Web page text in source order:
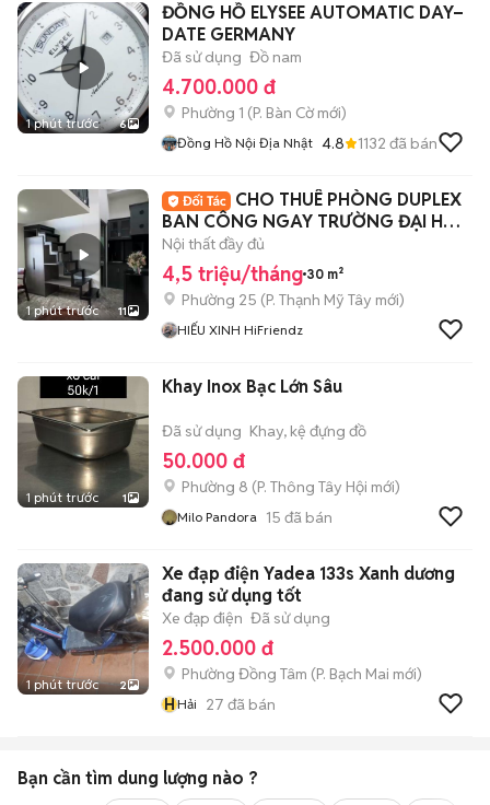
1 phút trước 6
ĐỒNG HỒ ELYSEE AUTOMATIC DAY–
DATE GERMANY
Đã sử dụng Đồ nam
4.700.000 đ
Phường 1 (P. Bàn Cờmới)
Đồng Hồ Nội Địa Nhật 4.8 1132 đã bán
1 phút trước 11
CHO THUÊ PHÒNG DUPLEX
BAN CÔNG NGAY TRƯỜNG ĐẠI HỌC
UTH, HUTECH , FTU
Nội thất đầy đủ
4,5 triệu/tháng 30 m²
Phường 25 (P. Thạnh Mỹ Tây mới)
HIẾU XINH HiFriendz
1 phút trước 1
Khay Inox Bạc Lớn Sâu
Đã sử dụng Khay, kệ đựng đồ
50.000 đ
Phường 8 (P. Thông Tây Hội mới)
Milo Pandora 15 đã bán
1 phút trước 2
Xe đạp điện Yadea 133s Xanh dương
đang sử dụng tốt
Xe đạp điện Đã sử dụng
2.500.000 đ
Phường Đồng Tâm (P. Bạch Mai mới)
HHải 27 đã bán
Bạn cần tìm dung lượng nào ?